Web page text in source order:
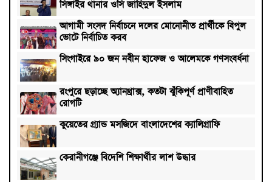
সিঙ্গাইর থানার ওসি জাহিদুল ইসলাম
আগামী সংসদ নির্বাচনে দলের মোনোনীত প্রার্থীকে বিপুল
ভোটে নির্বাচিত করব
সিংগাইরে ৯০ জন নবীন হাফেজ ও আলেমকে গণসংবর্ধনা
রংপুরে ছড়াচ্ছে অ্যানথ্রাক্স, কতটা ঝুঁকিপূর্ণ প্রাণীবাহিত
রোগটি
কুয়েতের গ্র্যান্ড মসজিদে বাংলাদেশের ক্যালিগ্রাফি
কেরানীগঞ্জে বিদেশি শিক্ষার্থীর লাশ উদ্ধার